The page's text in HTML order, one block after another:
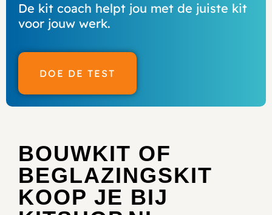
De kit coach helpt jou met de juiste kit
voor jouw werk.
DOE DE TEST
BOUWKIT OF
BEGLAZINGSKIT
KOOP JE BIJ